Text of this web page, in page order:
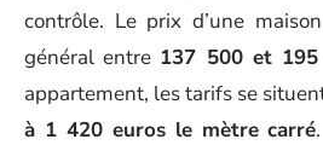
contrôle. Le prix d’une
général entre 137 500 et
appartement, les tarifs se
à 1 420 euros le mètre carré